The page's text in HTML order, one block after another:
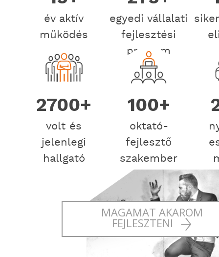
év aktív
működés
egyedi vállalati
fejlesztési
program
2700+
volt és
jelenlegi
hallgató
100+
oktató-
fejlesztő
szakember
MAGAMAT AKAROM
FEJLESZTENI